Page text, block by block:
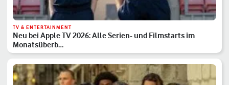
TV & ENTERTAINMENT
Neu bei Apple TV 2026: Alle Serien- und Filmstarts im
Monatsüberb…